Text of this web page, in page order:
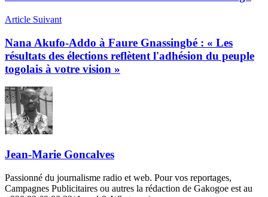
Article Suivant
Nana Akufo-Addo à Faure Gnassingbé : « Les
résultats des élections reflètent l'adhésion du peuple
togolais à votre vision »
Jean-Marie Goncalves
Passionné du journalisme radio et web. Pour vos reportages,
Campagnes Publicitaires ou autres la rédaction de Gakogoe est au